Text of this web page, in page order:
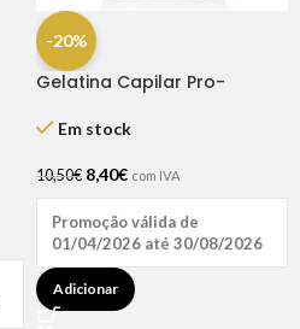
-20%
Gelatina Capilar Pro-
Em stock
10,50€ 8,40€ com IVA
Promoção válida de
01/04/2026 até 30/08/2026
Adicionar